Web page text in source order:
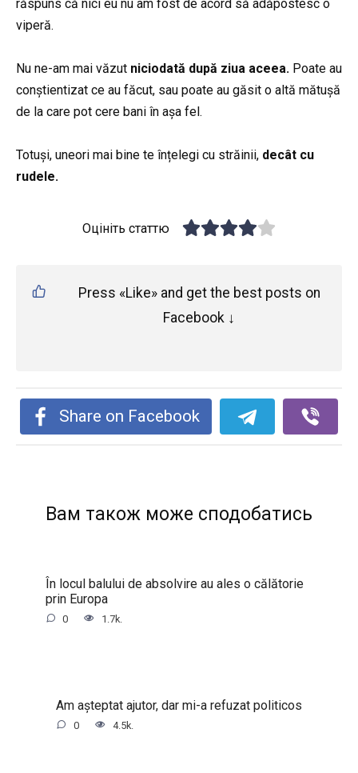
răspuns că nici eu nu am fost de acord să adăpostesc o
viperă.
Nu ne-am mai văzut niciodată după ziua aceea. Poate au
conștientizat ce au făcut, sau poate au găsit o altă mătușă
de la care pot cere bani în așa fel.
Totuși, uneori mai bine te înțelegi cu străinii, decât cu
rudele.
Оцініть статтю
Press «Like» and get the best posts on
Facebook ↓
Share on Facebook
Вам також може сподобатись
În locul balului de absolvire au ales o călătorie
prin Europa
0 1.7k.
Am așteptat ajutor, dar mi-a refuzat politicos
0 4.5k.